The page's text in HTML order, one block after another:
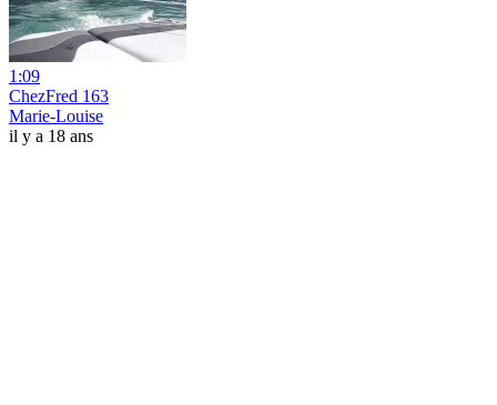
1:09
ChezFred 163
Marie-Louise
il y a 18 ans